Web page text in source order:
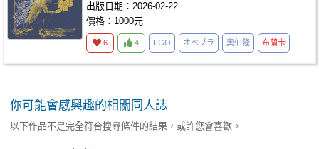
出版日期：2026-02-22
價格：1000元
6 4 FGO オベブラ 奧伯隆 布蘭卡
你可能會感興趣的相關同人誌
以下作品不是完全符合搜尋條件的結果，或許您會喜歡。